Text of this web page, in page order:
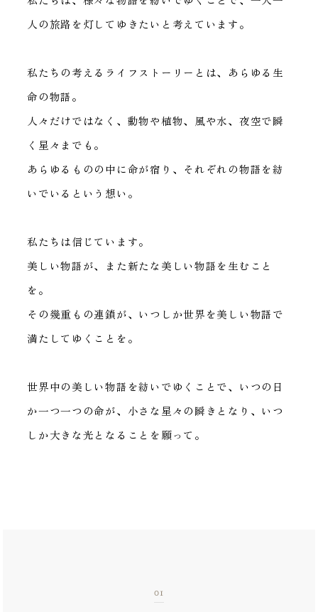
人の旅路を灯してゆきたいと考えています。
私たちの考えるライフストーリーとは、あらゆる生
命の物語。
人々だけではなく、動物や植物、風や水、夜空で瞬
く星々までも。
あらゆるものの中に命が宿り、それぞれの物語を紡
いでいるという想い。
私たちは信じています。
美しい物語が、また新たな美しい物語を生むこと
を。
その幾重もの連鎖が、いつしか世界を美しい物語で
満たしてゆくことを。
世界中の美しい物語を紡いでゆくことで、
いつの日
か一つ一つの命が、小さな星々の瞬きとなり、 いつ
しか大きな光となることを願って。
01